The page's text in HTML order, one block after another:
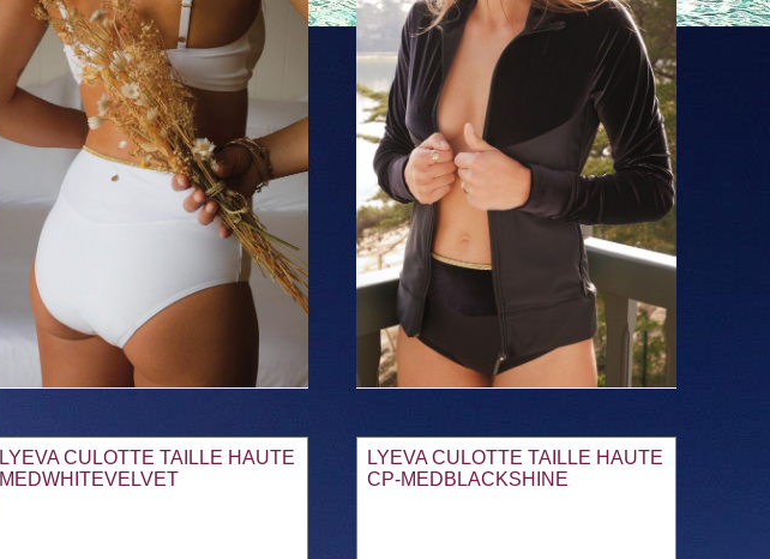
LYEVA CULOTTE TAILLE HAUTE
MEDWHITEVELVET
LYEVA CULOTTE TAILLE HAUTE
CP-MEDBLACKSHINE